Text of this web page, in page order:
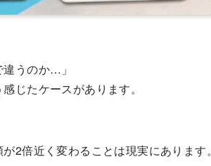
違うのか…」
じたケースがあります。
2倍近く変わることは現実にあります。